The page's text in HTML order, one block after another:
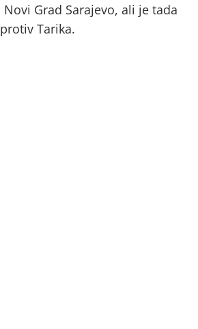
Grad Sarajevo, ali je tada
Tarika.